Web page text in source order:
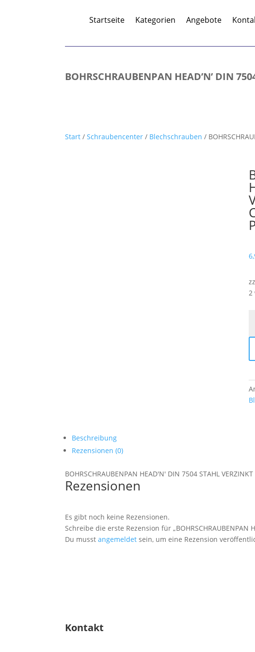
Startseite Kategorien Angebote
BOHRSCHRAUBENPAN HEAD’N’ DIN
Start /Schraubencenter / Blechschrauben /
2
Beschreibung
Rezensionen (0)
BOHRSCHRAUBENPAN HEAD'N' DIN 7504 STAHL
Rezensionen
Es gibt noch keine Rezensionen.
Schreibe die erste Rezension für „BOHRSCHRAUBENPAN
Du musstangemeldet sein, um eine Rezension
Kontakt